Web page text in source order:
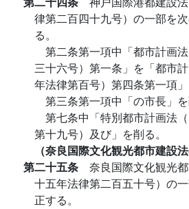
律第二百四十九号）の一部を
る。
第二条第一項中「都市計画
三十六号）第一条」を「都市
年法律第百号）第四条第一項」
第三条第一項中「の市長」を
第七条中「特別都市計画法
第十九号）及び」を削る。
（奈良国際文化観光都市建設
第二十五条 奈良国際文化観光
十五年法律第二百五十号）の
正する。